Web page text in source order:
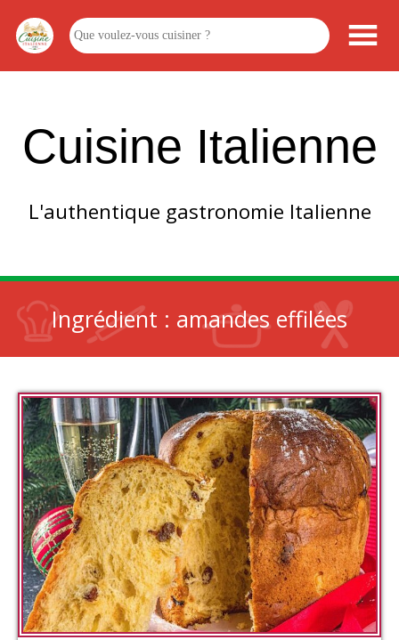
Cuisine Italienne
L'authentique gastronomie Italienne
Ingrédient : amandes effilées